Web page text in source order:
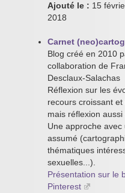
Ajouté le : 15
2018
Carnet
Blog créé en 2010
collaboration de
Desclaux-Salachas
Réflexion sur les
recours croissant
mais réflexion
Une approche
assumé
thématiques
sexuelles...).
Présentation sur le
Pinterest